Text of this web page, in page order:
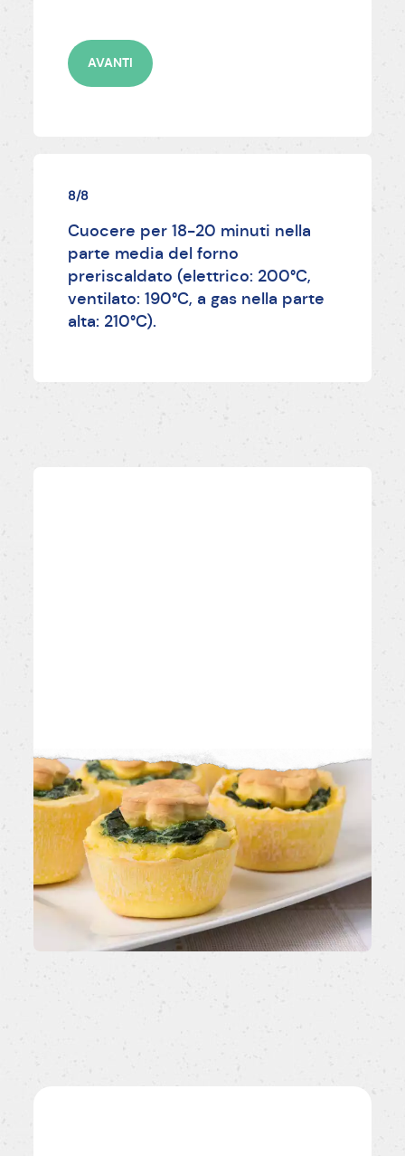
AVANTI
8/8
Cuocere per 18-20 minuti nella
parte media del forno
preriscaldato (elettrico: 200°C,
ventilato: 190°C, a gas nella parte
alta: 210°C).